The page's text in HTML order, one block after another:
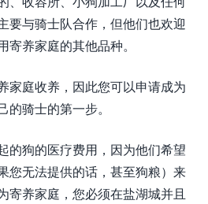
要与骑士队合作，但他们也欢迎
养家庭的其他品种。
家庭收养，因此您可以申请成为
骑士的第一步。
的狗的医疗费用，因为他们希望
您无法提供的话，甚至狗粮）来
寄养家庭，您必须在盐湖城并且